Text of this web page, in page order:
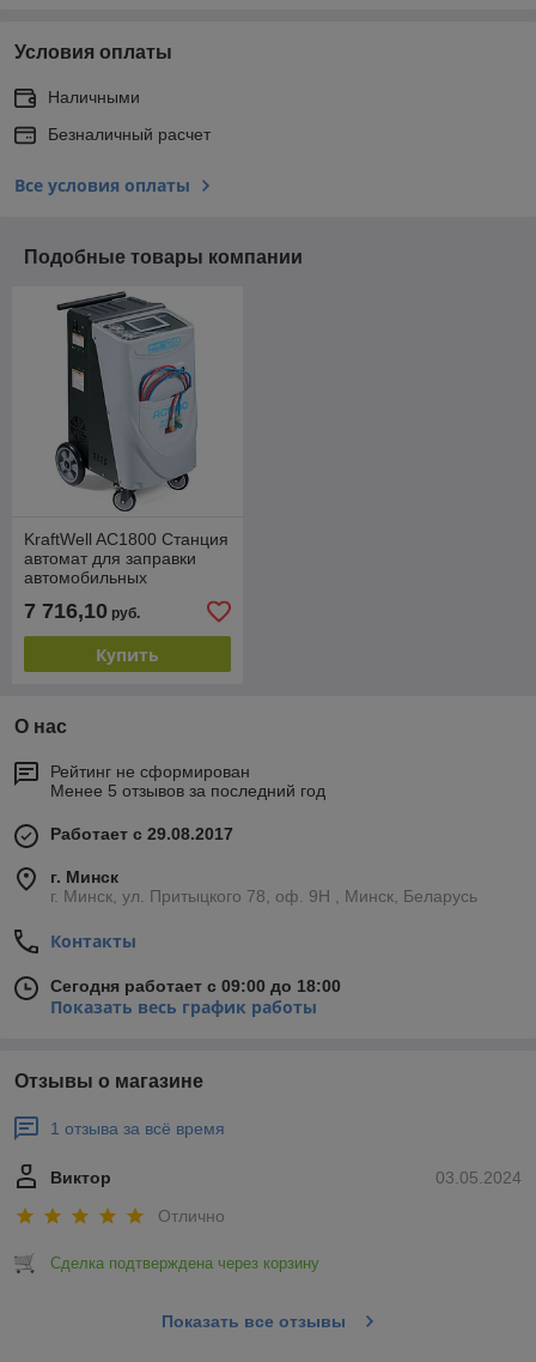
Условия оплаты
Наличными
Безналичный расчет
Все условия оплаты
Подобные товары компании
KraftWell AC1800 Станция
автомат для заправки
автомобильных
сенсорный дисплей
7 716,10 руб.
Купить
О нас
Рейтинг не сформирован
Менее 5 отзывов за последний год
Работает с 29.08.2017
г. Минск
г. Минск, ул. Притыцкого 78, оф. 9Н , Минск, Беларусь
Контакты
Сегодня работает с 09:00 до 18:00
Показать весь график работы
Отзывы о магазине
1 отзыва за всё время
03.05.2024
Виктор
Отлично
Сделка подтверждена через корзину
Показать все отзывы